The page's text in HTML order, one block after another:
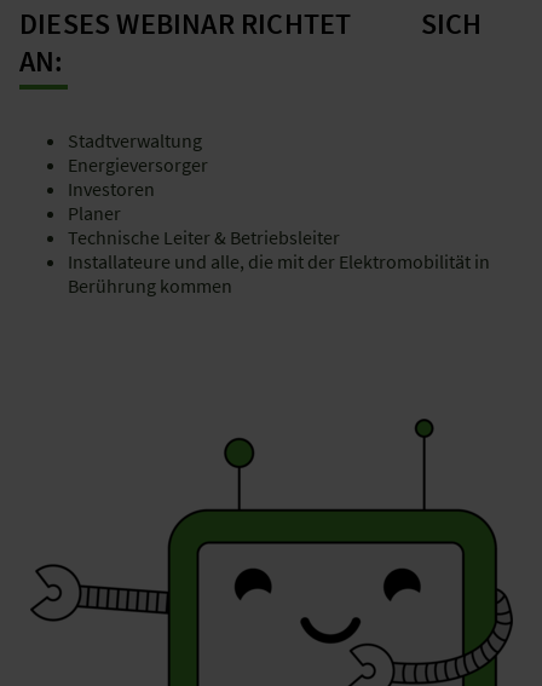
DIESES WEBINAR RICHTET SICH
AN:
Stadtverwaltung
Energieversorger
Investoren
Planer
Technische Leiter & Betriebsleiter
Installateure und alle, die mit der Elektromobilität in
Berührung kommen